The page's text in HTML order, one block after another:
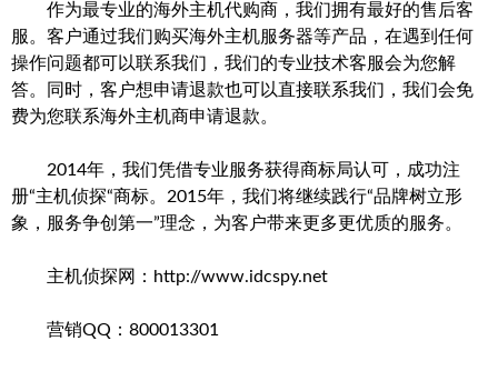
作为最专业的海外主机代购商，我们拥有最好的售后客
服。客户通过我们购买海外主机服务器等产品，在遇到任何
操作问题都可以联系我们，我们的专业技术客服会为您解
答。同时，客户想申请退款也可以直接联系我们，我们会免
费为您联系海外主机商申请退款。
2014年，我们凭借专业服务获得商标局认可，成功注
册“主机侦探“商标。2015年，我们将继续践行“品牌树立形
象，服务争创第一”理念，为客户带来更多更优质的服务。
主机侦探网：http://www.idcspy.net
营销QQ：800013301